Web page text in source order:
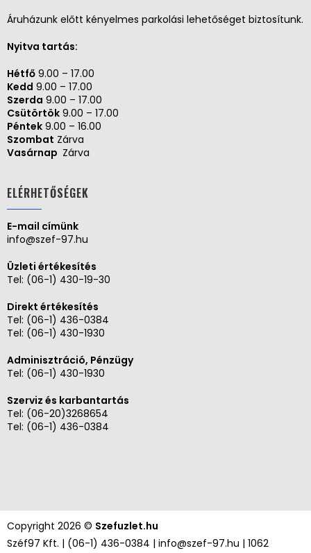
Áruházunk előtt kényelmes parkolási lehetőséget biztosítunk.
Nyitva tartás:
Hétfő 9.00 – 17.00
Kedd 9.00 – 17.00
Szerda 9.00 – 17.00
Csütörtök 9.00 – 17.00
Péntek 9.00 – 16.00
Szombat Zárva
Vasárnap Zárva
ELÉRHETŐSÉGEK
E-mail címünk
info@szef-97.hu
Üzleti értékesítés
Tel: (06-1) 430-19-30
Direkt értékesítés
Tel: (06-1) 436-0384
Tel: (06-1) 430-1930
Adminisztráció, Pénzügy
Tel: (06-1) 430-1930
Szerviz és karbantartás
Tel: (06-20)3268654
Tel: (06-1) 436-0384
Copyright 2026 © Szefuzlet.hu
Széf97 Kft. | (06-1) 436-0384 | info@szef-97.hu | 1062